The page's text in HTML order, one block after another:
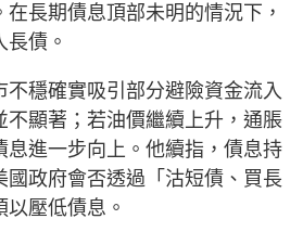
長期債息頂部未明的情況下，
債。
不穩確實吸引部分避險資金流入
不顯著；若油價繼續上升，通脹
息進一步向上。他續指，債息持
國政府會否透過「沽短債、買長
壓低債息。